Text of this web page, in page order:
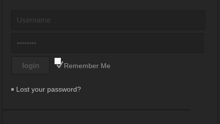
Remember Me
Lost your password?